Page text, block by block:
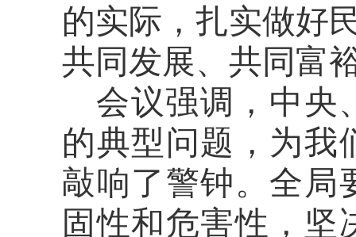
的实际，扎实做好
共同发展、共同富
会议强调，中央
的典型问题，为我
敲响了警钟。全局
固性和危害性，坚